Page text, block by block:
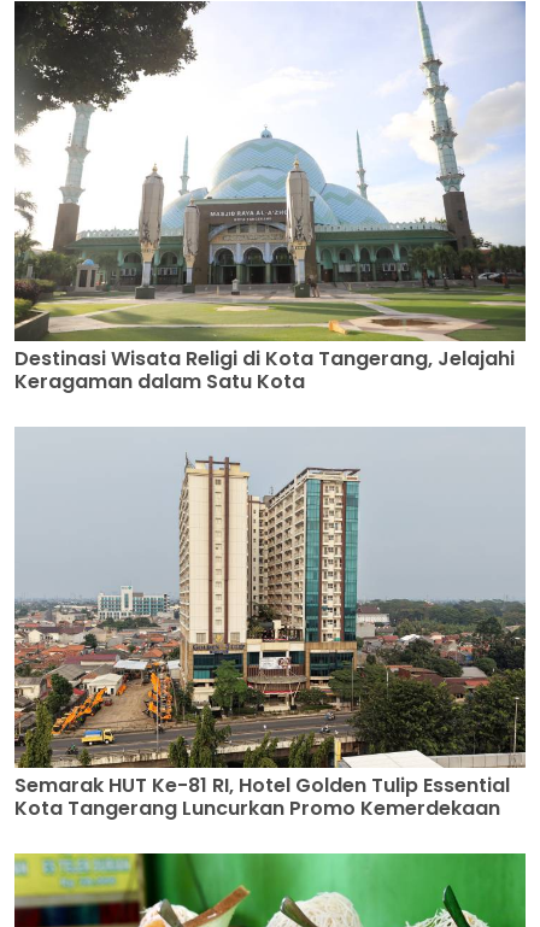
Destinasi Wisata Religi di Kota Tangerang, Jelajahi
Keragaman dalam Satu Kota
Semarak HUT Ke-81 RI, Hotel Golden Tulip Essential
Kota Tangerang Luncurkan Promo Kemerdekaan